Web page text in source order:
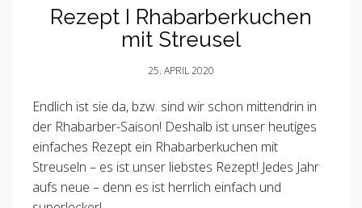
Rezept I Rhabarberkuchen
mit Streusel
25. APRIL 2020
Endlich ist sie da, bzw. sind wir schon mittendrin in
der Rhabarber-Saison! Deshalb ist unser heutiges
einfaches Rezept ein Rhabarberkuchen mit
Streuseln – es ist unser liebstes Rezept! Jedes Jahr
aufs neue – denn es ist herrlich einfach und